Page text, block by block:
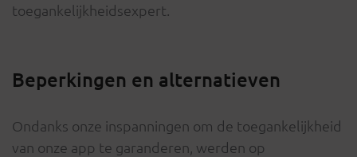
toegankelijkheidsexpert.
Beperkingen en alternatieven
Ondanks onze inspanningen om de toegankelijkheid
van onze app te garanderen, werden op